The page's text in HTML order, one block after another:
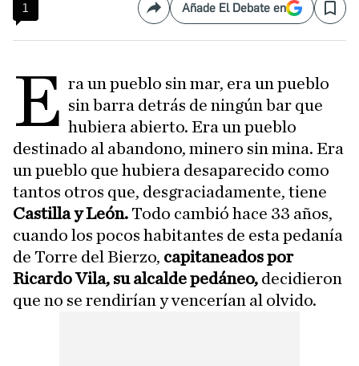
1 CompartirAñade El Debate en Save
E ra un pueblo sin mar, era un pueblo
sin barra detrás de ningún bar que
hubiera abierto. Era un pueblo
destinado al abandono, minero sin mina. Era
un pueblo que hubiera desaparecido como
tantos otros que, desgraciadamente, tiene
Castilla y León. Todo cambió hace 33 años,
cuando los pocos habitantes de esta pedanía
de Torre del Bierzo, capitaneados por
Ricardo Vila, su alcalde pedáneo, decidieron
que no se rendirían y vencerían al olvido.